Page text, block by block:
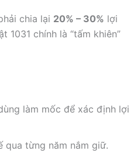
chia lại 20% – 30% lợi
1031 chính là “tấm khiên”
làm mốc để xác định lợi
qua từng năm nắm giữ.